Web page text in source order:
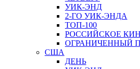
УИК-ЭНД
2-ГО УИК-ЭНДА
ТОП-100
РОССИЙСКОЕ
ОГРАНИЧЕННЫЙ
США
ДЕНЬ